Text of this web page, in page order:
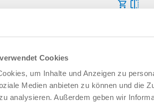
Cookies
um Inhalte und Anzeigen zu
Medien anbieten zu können und die
analysieren. Außerdem geben wir
G3/8 po intérieur